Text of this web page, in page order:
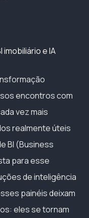
e IA
encontros com
vez mais
realmente úteis
BI (Business
para esse
de inteligência
painéis deixam
eles se tornam